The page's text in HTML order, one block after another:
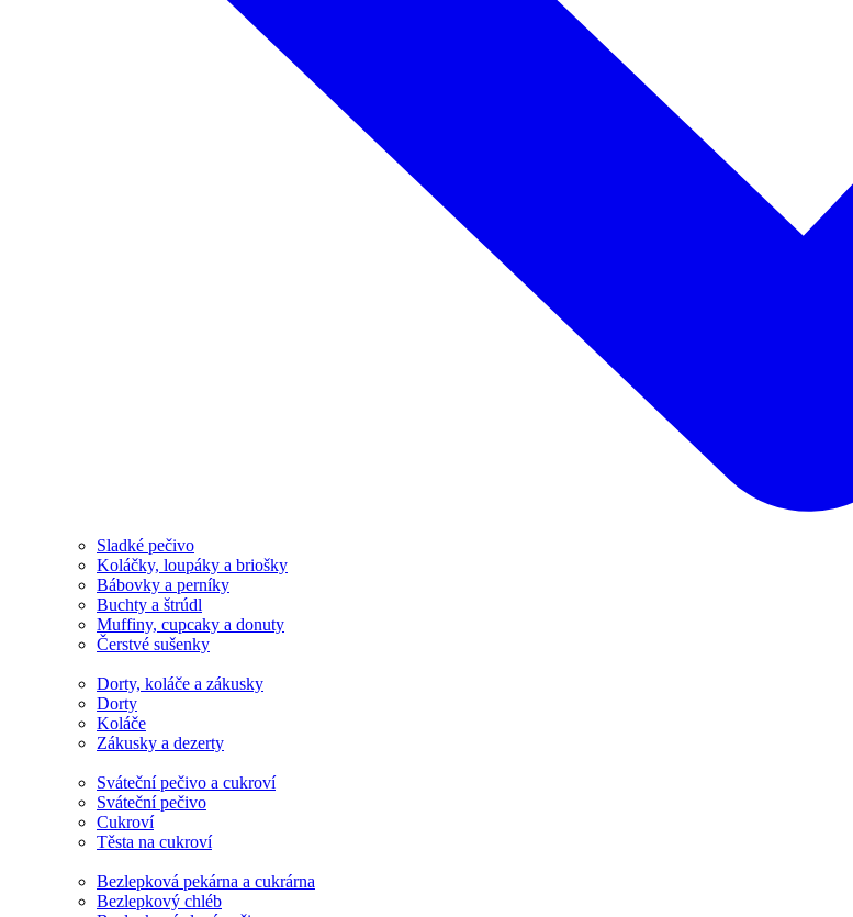
Sladké pečivo
Koláčky, loupáky a briošky
Bábovky a perníky
Buchty a štrúdl
Muffiny, cupcaky a donuty
Čerstvé sušenky
Dorty, koláče a zákusky
Dorty
Koláče
Zákusky a dezerty
Sváteční pečivo a cukroví
Sváteční pečivo
Cukroví
Těsta na cukroví
Bezlepková pekárna a cukrárna
Bezlepkový chléb